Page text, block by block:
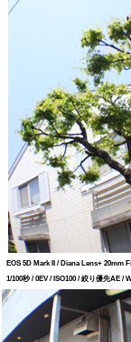
EOS 5D Mark II / Diana Lens+ 20mm
1/100秒 / 0EV / ISO100 / 絞り優先AE /